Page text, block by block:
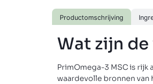
Productomschrijving
Wat zijn
PrimOmega-3 MSC is rijk
waardevolle bronnen